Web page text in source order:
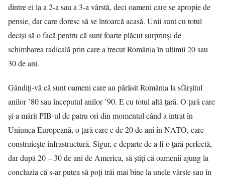
dintre ei la a 2-a sau a 3-a vârstă, deci oameni care se apropie de
pensie, dar care doresc să se întoarcă acasă. Unii sunt cu totul
decişi să o facă pentru că sunt foarte plăcut surprinşi de
schimbarea radicală prin care a trecut România în ultimii 20 sau
30 de ani.
Gândiţi-vă că sunt oameni care au părăsit România la sfârşitul
anilor ’80 sau începutul anilor ’90. E cu totul altă ţară. O ţară care
şi-a mărit PIB-ul de patru ori din momentul când a intrat în
Uniunea Europeană, o ţară care e de 20 de ani în NATO, care
construieşte infrastructură. Sigur, e departe de a fi o ţară perfectă,
dar după 20 – 30 de ani de America, să ştiţi că oamenii ajung la
concluzia că s-ar putea să poţi trăi mai bine la unele vârste sau în